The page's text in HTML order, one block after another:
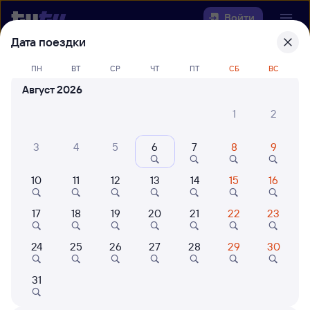
Войти
Выберите день, чтобы найтиж/д
билеты Нестеров — Аксаково
42 млн путешествуют с
Когда
Кто едет
Дата поездки
ПН ВТ СР ЧТ ПТ СБ ВС
Август 2026
1
2
3 4 5 6 7 8 9
10 11 12 13 14 15 16
17 18 19 20 21 22 23
24 25 26 27 28 29 30
31